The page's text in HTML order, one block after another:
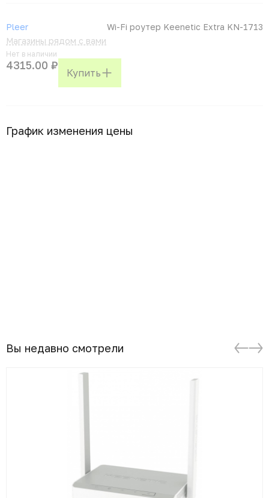
Pleer
Магазины рядом с вами
Нет в наличии
Wi-Fi роутер Keenetic Extra KN-1713
4315.00 ₽
Купить
График изменения цены
Вы недавно смотрели